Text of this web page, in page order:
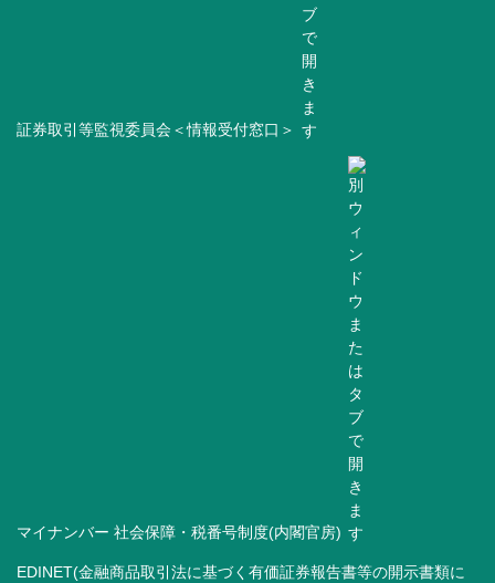
証券取引等監視委員会＜情報受付窓口＞
マイナンバー 社会保障・税番号制度(内閣官房)
EDINET(金融商品取引法に基づく有価証券報告書等の開示書類に